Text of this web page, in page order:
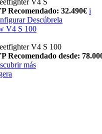
V4 S
Recomendado: 32.490€ i
Descúbrela
V4 S 100
V4 S 100
Recomendado desde:
más